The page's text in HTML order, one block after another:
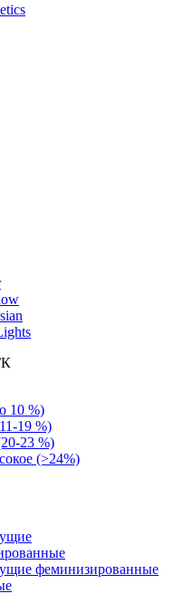
10 %)
19 %)
23 %)
(>24%)
феминизированные